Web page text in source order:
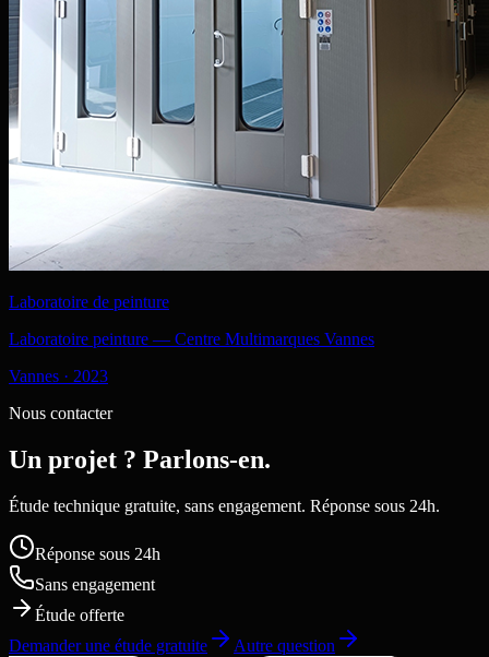
Laboratoire de peinture
Laboratoire peinture — Centre Multimarques Vannes
Vannes · 2023
Nous contacter
Un projet ? Parlons-en.
Étude technique gratuite, sans engagement. Réponse sous 24h.
Réponse sous 24h
Sans engagement
Étude offerte
Demander une étude gratuite
Autre question